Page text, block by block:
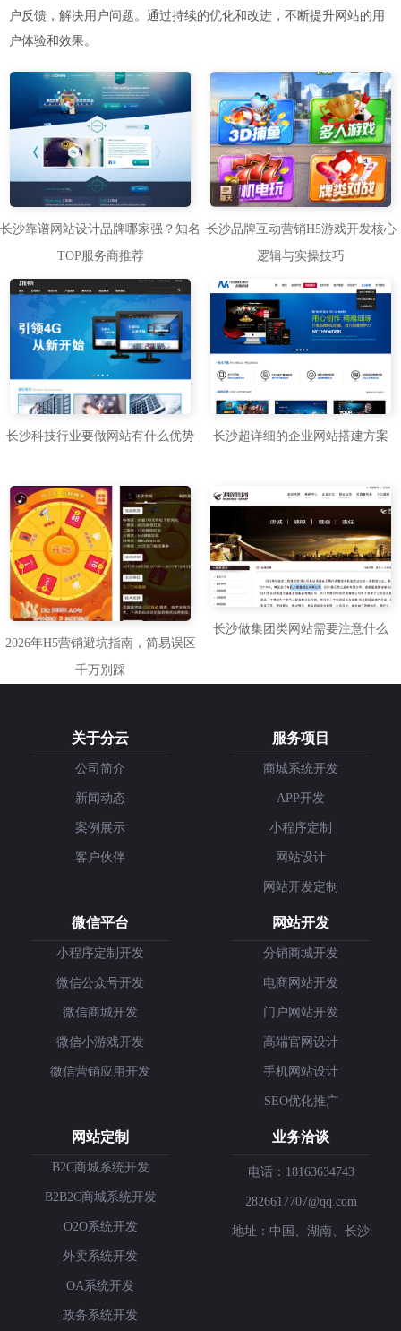
户反馈，解决用户问题。通过持续的优化和改进，不断提升网站的用
户体验和效果。
长沙靠谱网站设计品牌哪家强？知名
TOP服务商推荐
长沙品牌互动营销H5游戏开发核心
逻辑与实操技巧
长沙科技行业要做网站有什么优势 长沙超详细的企业网站搭建方案
2026年H5营销避坑指南，简易误区
千万别踩
长沙做集团类网站需要注意什么
关于分云
公司简介
新闻动态
案例展示
客户伙伴
服务项目
商城系统开发
APP开发
小程序定制
网站设计
网站开发定制
微信平台
小程序定制开发
微信公众号开发
微信商城开发
微信小游戏开发
微信营销应用开发
网站开发
分销商城开发
电商网站开发
门户网站开发
高端官网设计
手机网站设计
SEO优化推广
网站定制
B2C商城系统开发
B2B2C商城系统开发
O2O系统开发
外卖系统开发
OA系统开发
政务系统开发
业务洽谈
电话：18163634743
2826617707@qq.com
地址：中国、湖南、长沙